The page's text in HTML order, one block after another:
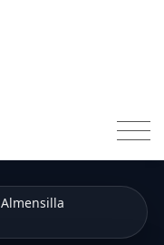
Almensilla